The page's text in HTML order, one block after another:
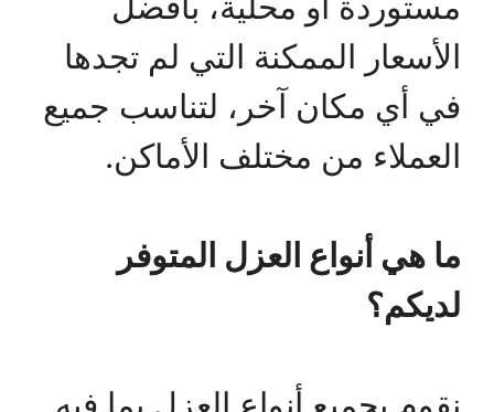
الأسعار الممكنة التي لم تجدها
في أي مكان آخر، لتناسب جميع
العملاء من مختلف الأماكن.
ما هي أنواع العزل المتوفر
لديكم؟